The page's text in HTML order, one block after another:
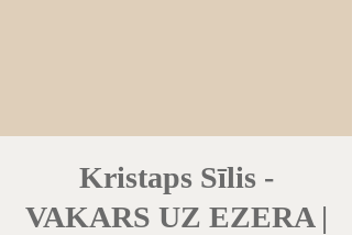
Kristaps Sīlis -
VAKARS UZ EZERA |